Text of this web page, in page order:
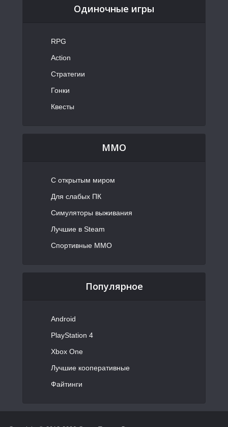
Одиночные игры
RPG
Action
Стратегии
Гонки
Квесты
MMO
С открытым миром
Для слабых ПК
Симуляторы выживания
Лучшие в Steam
Спортивные MMO
Популярное
Android
PlayStation 4
Xbox One
Лучшие кооперативные
Файтинги